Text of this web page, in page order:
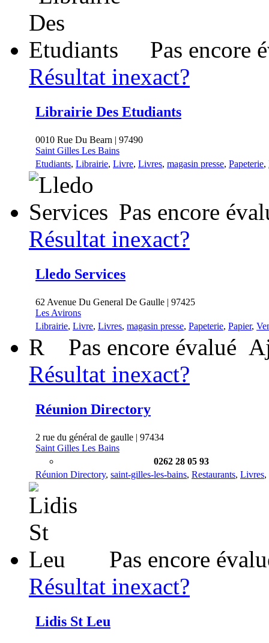
Pas encore
Résultat inexact?
Librairie Des Etudiants
0010 Rue Du Bearn | 97490
Saint Gilles Les Bains
Etudiants, Librairie, Livre, Livres, magasin presse, Papeterie,
Pas encore
Résultat inexact?
Lledo Services
62 Avenue Du General De Gaulle | 97425
Les Avirons
Librairie, Livre, Livres, magasin presse, Papeterie, Papier,
R Pas encore évalué
Résultat inexact?
Réunion Directory
2 rue du général de gaulle | 97434
Saint Gilles Les Bains
0262 28 05 93
Réunion Directory, saint-gilles-les-bains, Restaurants, Livres,
Pas encore
Résultat inexact?
Lidis St Leu